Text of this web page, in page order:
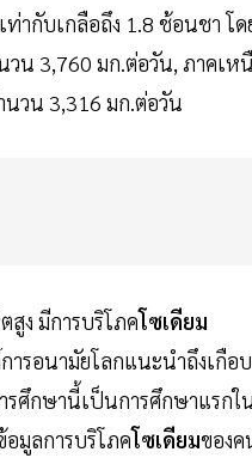
ากับเกลือถึง 1.8 ช้อนชา โด
วน 3,760 มก.ต่อวัน, ภาคเห
นวน 3,316 มก.ต่อวัน
ง มีการบริโภคโซเดียม
รอนามัยโลกแนะนำถึงเกือ
รศึกษานี้เป็นการศึกษาแรกใ
มูลการบริโภคโซเดียมของค